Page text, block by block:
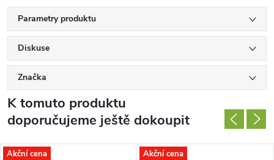
Parametry produktu
Diskuse
Značka
K tomuto produktu
doporučujeme ještě dokoupit
Akční cena Akční cena